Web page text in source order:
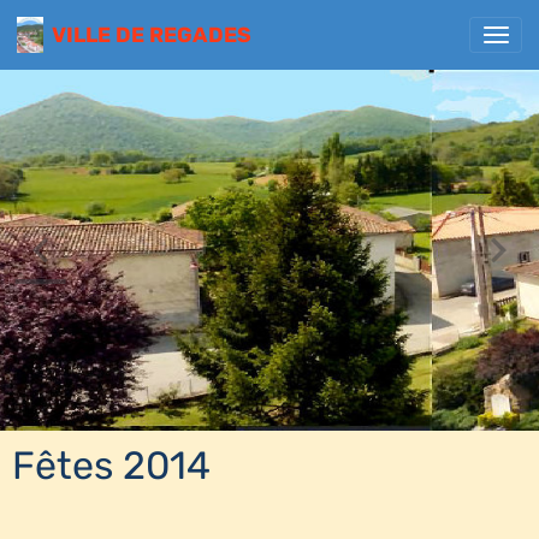
VILLE DE REGADES
Fêtes 2014